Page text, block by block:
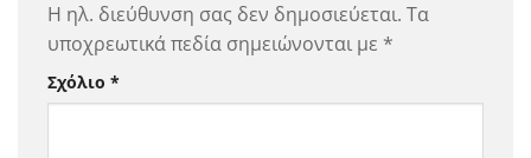
Η ηλ. διεύθυνση σας δεν δημοσιεύεται. Τα
υποχρεωτικά πεδία σημειώνονται με *
Σχόλιο *